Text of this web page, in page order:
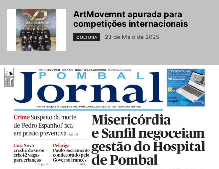
ArtMovemnt apurada para
competições internacionais
CULTURA 23 de Maio de 2025